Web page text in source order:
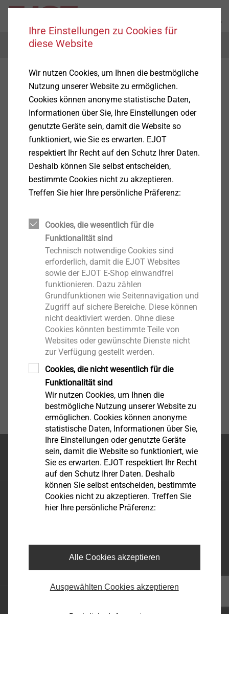
Menu
PVC-Sockelprofile
Produkte (1)
Pro BSOP HL
PVC-Sockelprofile
Produkt anzeigen
Seitenanfang
EJOT Austria
Grazer Vorstadt 146
Facebook
Ihre Einstellungen zu Cookies für
diese Website
Wir nutzen Cookies, um Ihnen die bestmögliche
Nutzung unserer Website zu ermöglichen.
Cookies können anonyme statistische Daten,
Informationen über Sie, Ihre Einstellungen oder
genutzte Geräte sein, damit die Website so
funktioniert, wie Sie es erwarten. EJOT
respektiert Ihr Recht auf den Schutz Ihrer Daten.
Deshalb können Sie selbst entscheiden,
bestimmte Cookies nicht zu akzeptieren.
Treffen Sie hier Ihre persönliche Präferenz:
Cookies, die wesentlich für die
Funktionalität sind
Technisch notwendige Cookies sind
erforderlich, damit die EJOT Websites
sowie der EJOT E-Shop einwandfrei
funktionieren. Dazu zählen
Grundfunktionen wie Seitennavigation und
Zugriff auf sichere Bereiche. Diese können
nicht deaktiviert werden. Ohne diese
Cookies könnten bestimmte Teile von
Websites oder gewünschte Dienste nicht
zur Verfügung gestellt werden.
Cookies, die nicht wesentlich für die
Funktionalität sind
Wir nutzen Cookies, um Ihnen die
bestmögliche Nutzung unserer Website zu
ermöglichen. Cookies können anonyme
statistische Daten, Informationen über Sie,
Ihre Einstellungen oder genutzte Geräte
sein, damit die Website so funktioniert, wie
Sie es erwarten. EJOT respektiert Ihr Recht
auf den Schutz Ihrer Daten. Deshalb
können Sie selbst entscheiden, bestimmte
Cookies nicht zu akzeptieren. Treffen Sie
hier Ihre persönliche Präferenz:
Alle Cookies akzeptieren
Ausgewählten Cookies akzeptieren
Rechtliche Informationen